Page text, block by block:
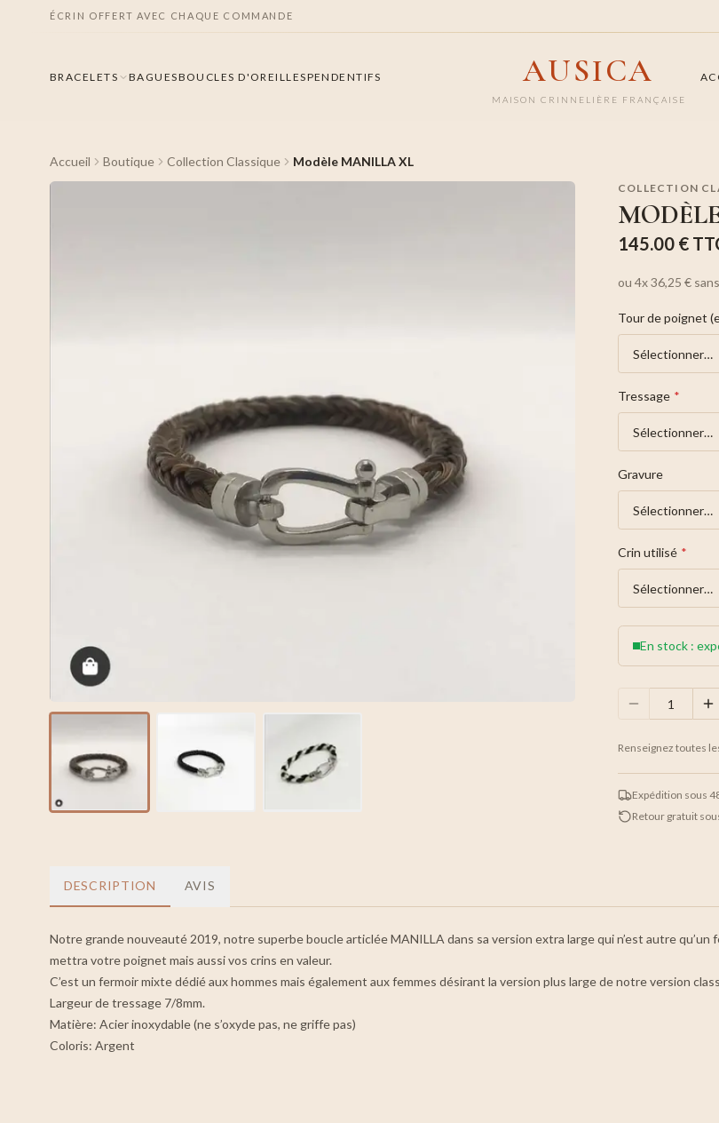
ÉCRIN OFFERT AVEC CHAQUE COMMANDE
BRACELETS BAGUESBOUCLES D'OREILLESPENDENTIFS AUSICA
MAISON CRINNELIÈRE FRANÇAISE
Accueil Boutique Collection Classique Modèle MANILLA XL
COLLECTION
145.00 €
ou 4x36,25 €
Tour de poignet
Tressage *
Gravure
Crin utilisé *
En stock :
Renseignez toutes
Expédition sous
Retour gratuit
DESCRIPTION AVIS
Notre grande nouveauté 2019, notre superbe boucle articlée MANILLA dans sa version extra large qui n’est autre
mettra votre poignet mais aussi vos crins en valeur.
C’est un fermoir mixte dédié aux hommes mais également aux femmes désirant la version plus large de notre version
Largeur de tressage 7/8mm.
Matière: Acier inoxydable (ne s’oxyde pas, ne griffe pas)
Coloris: Argent